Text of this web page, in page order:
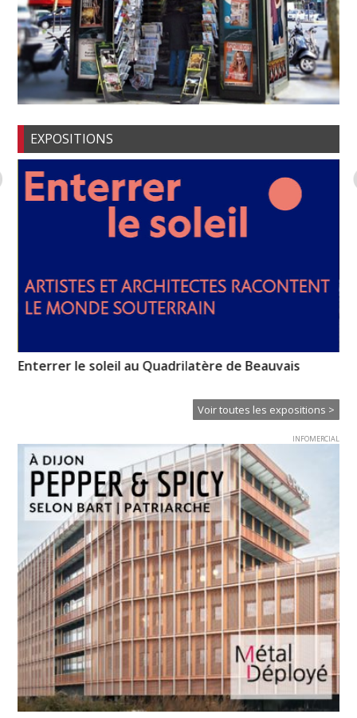
EXPOSITIONS
Enterrer le soleil au Quadrilatère de Beauvais
Voir toutes les expositions >
INFOMERCIAL